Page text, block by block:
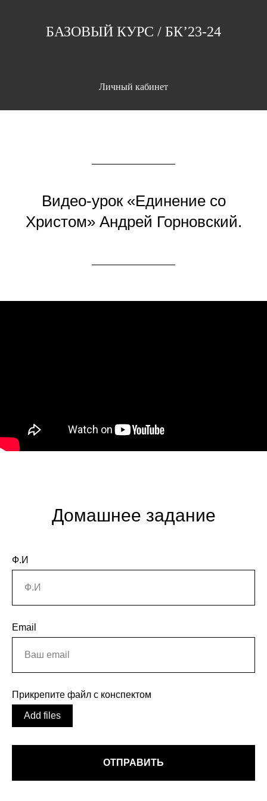
БАЗОВЫЙ КУРС / БК’23-24
Личный кабинет
Видео-урок «Единение со
Христом» Андрей Горновский.
Домашнее задание
Ф.И
Email
Прикрепите файл с конспектом
Add files
ОТПРАВИТЬ